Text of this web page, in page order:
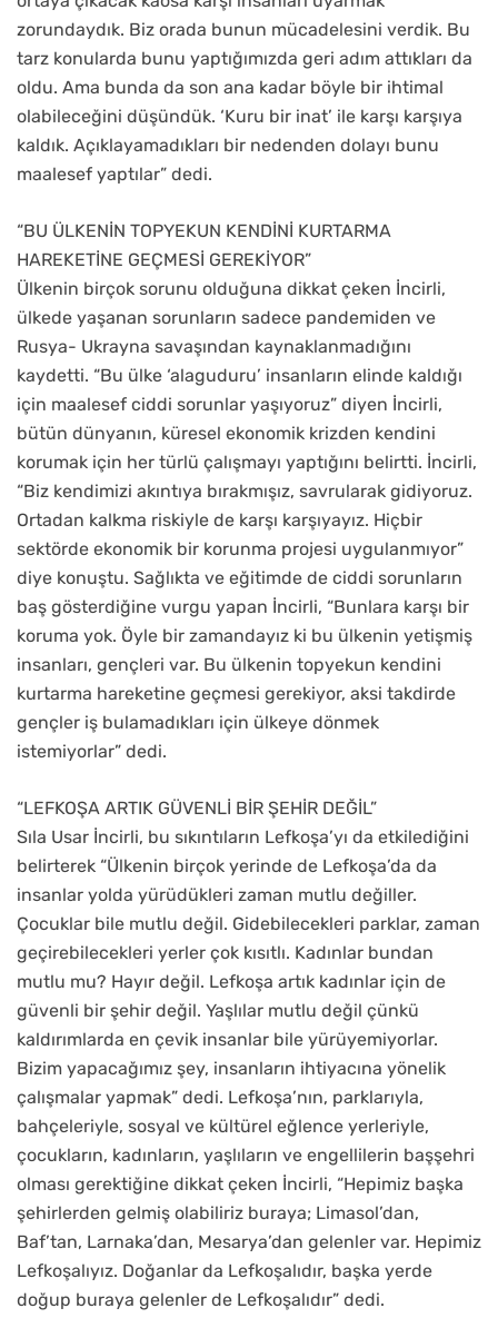
zorundaydık. Biz orada bunun mücadelesini verdik. Bu
tarz konularda bunu yaptığımızda geri adım attıkları da
oldu. Ama bunda da son ana kadar böyle bir ihtimal
olabileceğini düşündük. ‘Kuru bir inat’ ile karşı karşıya
kaldık. Açıklayamadıkları bir nedenden dolayı bunu
maalesef yaptılar” dedi.
“BU ÜLKENİN TOPYEKUN KENDİNİ KURTARMA
HAREKETİNE GEÇMESİ GEREKİYOR”
Ülkenin birçok sorunu olduğuna dikkat çeken İncirli,
ülkede yaşanan sorunların sadece pandemiden ve
Rusya- Ukrayna savaşından kaynaklanmadığını
kaydetti. “Bu ülke ‘alaguduru’ insanların elinde kaldığı
için maalesef ciddi sorunlar yaşıyoruz” diyen İncirli,
bütün dünyanın, küresel ekonomik krizden kendini
korumak için her türlü çalışmayı yaptığını belirtti. İncirli,
“Biz kendimizi akıntıya bırakmışız, savrularak gidiyoruz.
Ortadan kalkma riskiyle de karşı karşıyayız. Hiçbir
sektörde ekonomik bir korunma projesi uygulanmıyor”
diye konuştu. Sağlıkta ve eğitimde de ciddi sorunların
baş gösterdiğine vurgu yapan İncirli, “Bunlara karşı bir
koruma yok. Öyle bir zamandayız ki bu ülkenin yetişmiş
insanları, gençleri var. Bu ülkenin topyekun kendini
kurtarma hareketine geçmesi gerekiyor, aksi takdirde
gençler iş bulamadıkları için ülkeye dönmek
istemiyorlar” dedi.
“LEFKOŞA ARTIK GÜVENLİ BİR ŞEHİR DEĞİL”
Sıla Usar İncirli, bu sıkıntıların Lefkoşa’yı da etkilediğini
belirterek “Ülkenin birçok yerinde de Lefkoşa’da da
insanlar yolda yürüdükleri zaman mutlu değiller.
Çocuklar bile mutlu değil. Gidebilecekleri parklar, zaman
geçirebilecekleri yerler çok kısıtlı. Kadınlar bundan
mutlu mu? Hayır değil. Lefkoşa artık kadınlar için de
güvenli bir şehir değil. Yaşlılar mutlu değil çünkü
kaldırımlarda en çevik insanlar bile yürüyemiyorlar.
Bizim yapacağımız şey, insanların ihtiyacına yönelik
çalışmalar yapmak” dedi. Lefkoşa’nın, parklarıyla,
bahçeleriyle, sosyal ve kültürel eğlence yerleriyle,
çocukların, kadınların, yaşlıların ve engellilerin başşehri
olması gerektiğine dikkat çeken İncirli, “Hepimiz başka
şehirlerden gelmiş olabiliriz buraya; Limasol’dan,
Baf’tan, Larnaka’dan, Mesarya’dan gelenler var. Hepimiz
Lefkoşalıyız. Doğanlar da Lefkoşalıdır, başka yerde
doğup buraya gelenler de Lefkoşalıdır” dedi.